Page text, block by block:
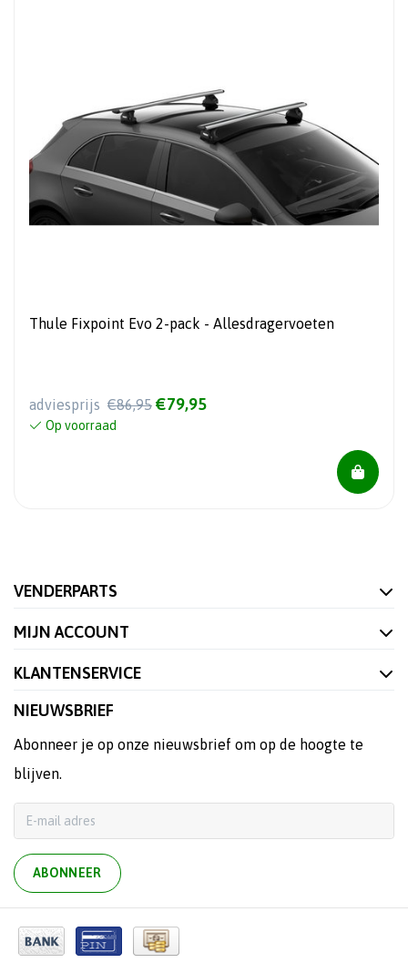
Thule Fixpoint Evo 2-pack - Allesdragervoeten
adviesprijs €86,95 €79,95
Op voorraad
VENDERPARTS
MIJN ACCOUNT
KLANTENSERVICE
NIEUWSBRIEF
Abonneer je op onze nieuwsbrief om op de hoogte te
blijven.
ABONNEER